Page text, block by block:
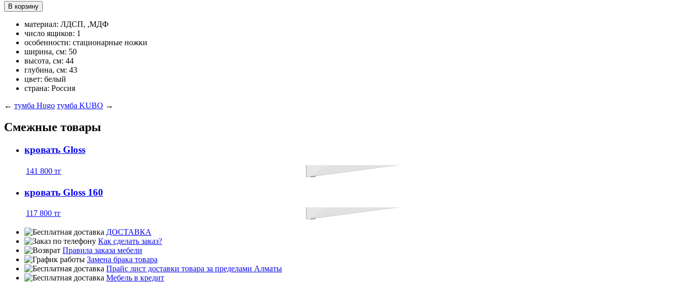
В корзину
материал: ЛДСП, ,МДФ
число ящиков: 1
особенности: стационарные ножки
ширина, см: 50
высота, см: 44
глубина, см: 43
цвет: белый
страна: Россия
← тумба Hugo тумба KUBO →
Смежные товары
кровать Gloss
141 800 тг
кровать Gloss 160
117 800 тг
ДОСТАВКА
Как сделать заказ?
Правила заказа мебели
Замена брака товара
Прайс лист доставки товара за пределами Алматы
Мебель в кредит